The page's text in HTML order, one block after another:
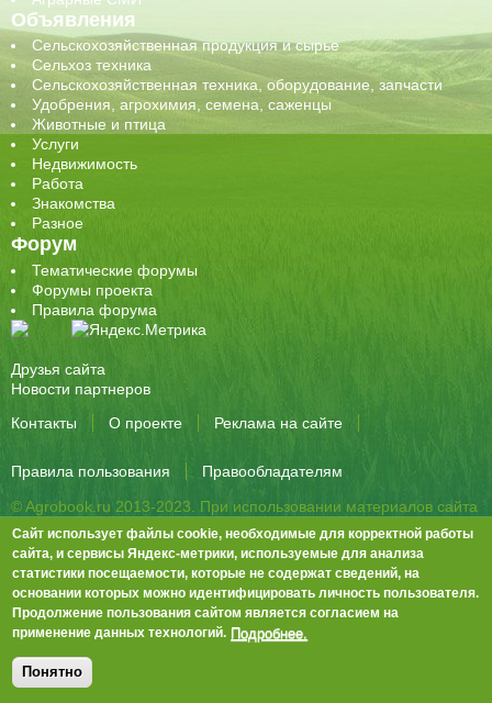
Объявления
Сельскохозяйственная продукция и сырье
Сельхоз техника
Сельскохозяйственная техника, оборудование, запчасти
Удобрения, агрохимия, семена, саженцы
Животные и птица
Услуги
Недвижимость
Работа
Знакомства
Разное
Форум
Тематические форумы
Форумы проекта
Правила форума
Друзья сайта
Новости партнеров
Контакты
О проекте Реклама на сайте
Правила пользования
Правообладателям
© Agrobook.ru 2013-2023. При использовании материалов сайта
активная ссылка на публикацию обязательна.
344000, Ростов-на-Дону, ул. Города Волос, д.6, 8 этаж, офис 803
Тел./факс: +7 (863) 282-83-13 e-mail:info@agrobook.ru
Возрастная категория сайта: 16+. Объявления на сайте не
премодерируются.Положение о защите персональных данных
Гала Алиевна Каймакчи – редактор, тел.: (863) 282-83-13
info@agrobook.ru
Сайт использует файлы cookie, необходимые для корректной работы
сайта, и сервисы Яндекс-метрики, используемые для анализа
статистики посещаемости, которые не содержат сведений, на
основании которых можно идентифицировать личность пользователя.
Продолжение пользования сайтом является согласием на
применение данных технологий. Подробнее.
Понятно